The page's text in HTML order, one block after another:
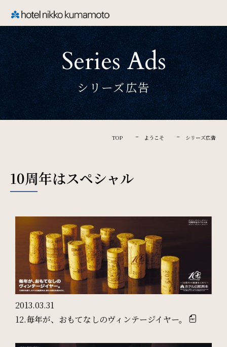
CLOSE
TOP
Welcome
Rooms
ご宿泊
Restaurant & Lounge
レストラン&ラウンジ
Banquet
Series Ads
シリーズ広告
TOP ようこそ シリーズ広告
10周年はスペシャル
2013.03.31
12.毎年が、おもてなしのヴィンテージイヤー。